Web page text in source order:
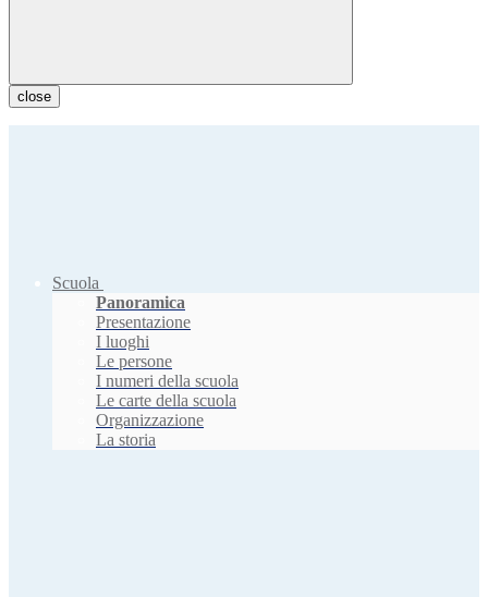
close
Scuola
Panoramica
Presentazione
I luoghi
Le persone
I numeri della scuola
Le carte della scuola
Organizzazione
La storia